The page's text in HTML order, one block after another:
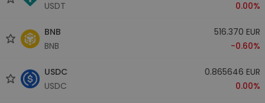
USDT
0.00%
BNB
BNB
516.370 EUR
-0.60%
USDC
USDC
0.865646 EUR
0.00%